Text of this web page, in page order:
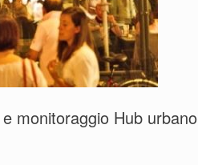
monitoraggio Hub urbano